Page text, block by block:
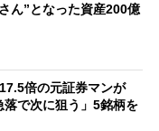
ん”となった資産200億
倍の元証券マンが
落で次に狙う」5銘柄を